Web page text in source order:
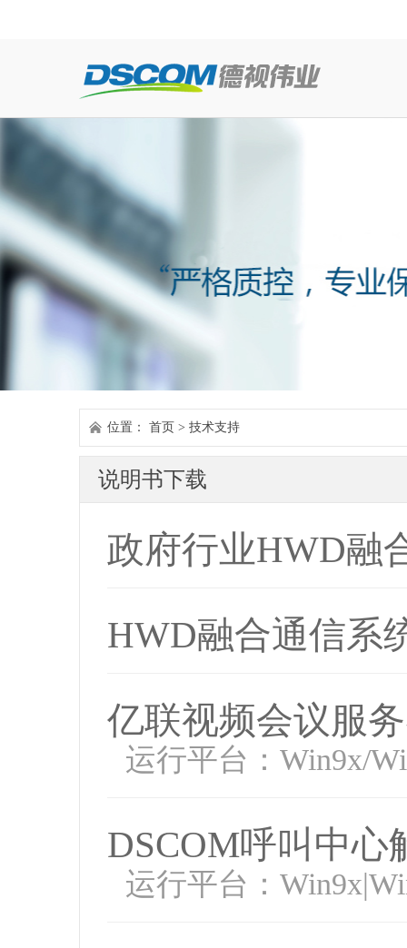
位置： 首页 > 技术支持
说明书下载
政府行业HWD融
HWD融合通信系
亿联视频会议服
运行平台：Win9x/
DSCOM呼叫中心
运行平台：